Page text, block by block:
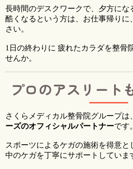
長時間のデスクワークで、夕方にな
酷くなるという方は、お仕事帰りに
さい。
1日の終わりに 疲れたカラダを整骨
せんか。
プロのアスリート
さくらメディカル整骨院グループは、
ーズのオフィシャルパートナーです。
スポーツによるケガの施術を得意と
中のケガを丁寧にサポートしていま